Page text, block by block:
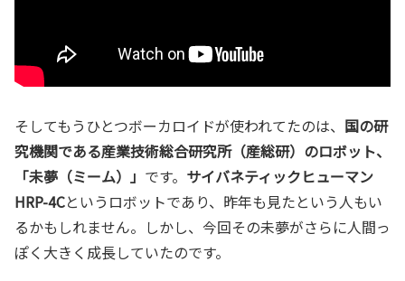
そしてもうひとつボーカロイドが使われてたのは、 国の研
究機関である産業技術総合研究所（産総研）のロボット、
「未夢（ミーム）」 です。 サイバネティックヒューマン
HRP-4Cというロボットであり、昨年も見たという人もい
るかもしれません。しかし、今回その未夢がさらに人間っ
ぽく大きく成長していたのです。